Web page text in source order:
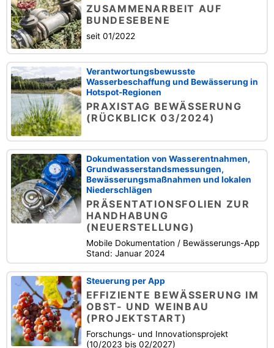
ZUSAMMENARBEIT AUF
BUNDESEBENE
seit 01/2022
Verantwortungsbewusste
Wasserbeschaffung und Bewässerung in
Hotspot-Regionen
PRAXISTAG BEWÄSSERUNG
(RÜCKBLICK 03/2024)
Dokumentation von Wasserentnahmen,
Grundwasserstandsmessungen,
Bewässerungsmaßnahmen und lokalen
Niederschlägen
PRÄSENTATIONSFOLIEN ZUR
HANDHABUNG
(NEUERSTELLUNG)
Mobile Dokumentation / Bewässerungs-App
Stand: Januar 2024
Steuerung per App
EFFIZIENTE BEWÄSSERUNG IM
OBST- UND WEINBAU
(PROJEKTSTART)
Forschungs- und Innovationsprojekt
(10/2023 bis 02/2027)